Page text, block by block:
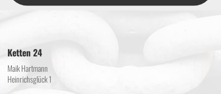
Ketten 24
Maik Hartmann
Heinrichsglück 1